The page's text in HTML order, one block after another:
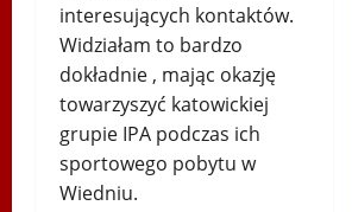
interesujących kontaktów.
Widziałam to bardzo
dokładnie , mając okazję
towarzyszyć katowickiej
grupie IPA podczas ich
sportowego pobytu w
Wiedniu.